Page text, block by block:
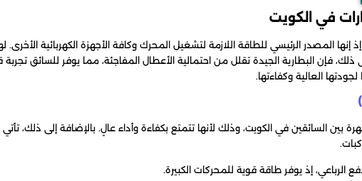
في الكويت
المصدر الرئيسي للطاقة اللازمة لتشغيل المحرك وكافة الأجهزة الكهربائية الأخرى.
فإن البطارية الجيدة تقلل من احتمالية الأعطال المفاجئة، مما يوفر للسائق
العالية وكفاءتها.
شهرة بين السائقين في الكويت، وذلك لأنها تتمتع بكفاءة وأداء عالٍ. بالإضافة إلى ذلك،
الرباعي، إذ يوفر طاقة قوية للمحركات الكبيرة.